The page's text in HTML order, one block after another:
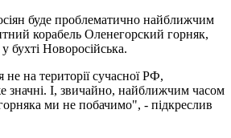
буде проблематично найближчим
корабель Оленегорский горняк,
бухті Новоросійська.
на території сучасної РФ,
І, звичайно, найближчим часом
ми не побачимо", - підкреслив